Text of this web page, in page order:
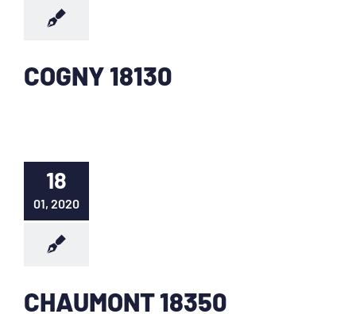
COGNY 18130
18
01, 2020
CHAUMONT 18350